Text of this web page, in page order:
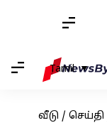
Tamil
வீடு / செய்தி